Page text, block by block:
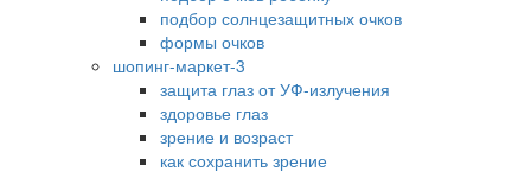
подбор солнцезащитных очков
формы очков
шопинг-маркет-3
защита глаз от УФ-излучения
здоровье глаз
зрение и возраст
как сохранить зрение